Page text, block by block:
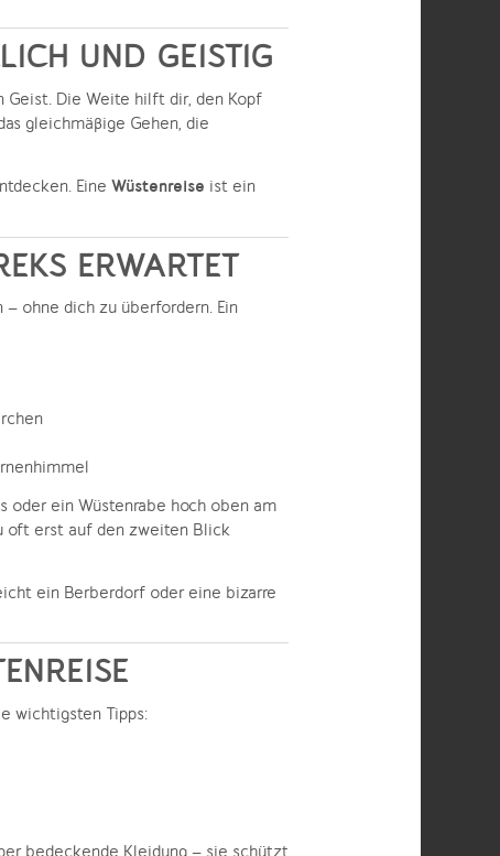
UND GEISTIG
Geist. Die Weite hilft dir, den Kopf
gleichmäßige Gehen, die
Eine Wüstenreise ist ein
ERWARTET
ohne dich zu überfordern. Ein
oder ein Wüstenrabe hoch oben am
oft erst auf den zweiten Blick
ein Berberdorf oder eine bizarre
wichtigsten Tipps:
bedeckende Kleidung – sie schützt